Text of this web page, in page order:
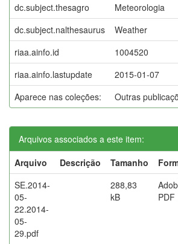
dc.subject.thesagro
Meteorologia
dc.subject.nalthesaurus
Weather
riaa.ainfo.id
1004520
riaa.ainfo.lastupdate
2015-01-07
Aparece nas coleções:
Outras
Arquivos associados a este item:
Arquivo
Descrição Tamanho
SE.2014-
05-
22.2014-
05-
29.pdf
288,83
kB
PDF